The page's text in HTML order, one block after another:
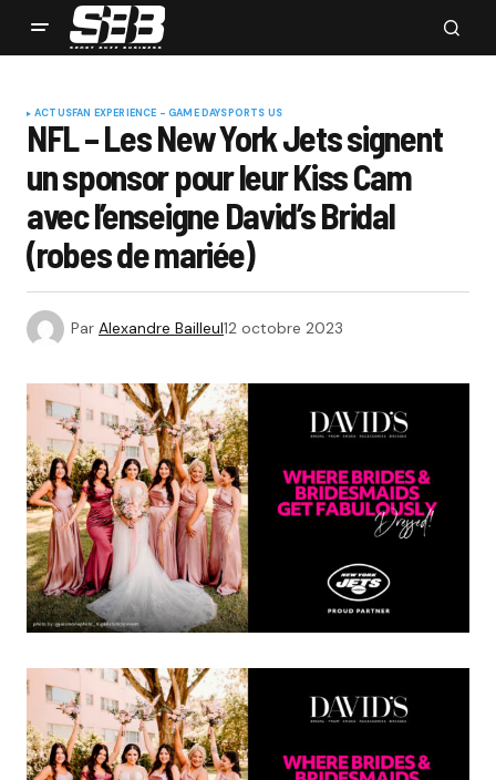
ACTUSFAN EXPERIENCE - GAME DAYSPORTS US
NFL – Les New York Jets signent
un sponsor pour leur Kiss Cam
avec l’enseigne David’s Bridal
(robes de mariée)
Par Alexandre Bailleul12 octobre 2023